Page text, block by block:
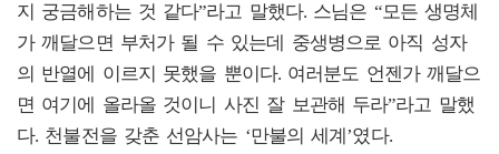
지 궁금해하는 것 같다”라고 말했다. 스님은 “모든 생명체
가 깨달으면 부처가 될 수 있는데 중생병으로 아직 성자
의 반열에 이르지 못했을 뿐이다. 여러분도 언젠가 깨달으
면 여기에 올라올 것이니 사진 잘 보관해 두라”라고 말했
다. 천불전을 갖춘 선암사는 ‘만불의 세계’였다.